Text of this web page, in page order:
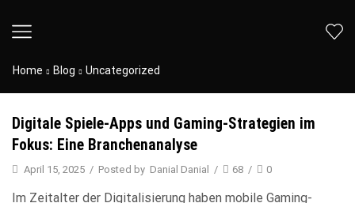
Home Blog Uncategorized
Digitale Spiele-Apps und Gaming-Strategien im
Fokus: Eine Branchenanalyse
April 15, 2025 / Posted by Danial Danial / 68 / 0
Im Zeitalter der Digitalisierung haben mobile Gaming-